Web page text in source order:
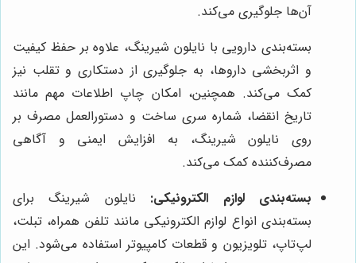
آن‌ها جلوگیری می‌کند.
بسته‌بندی دارویی با نایلون شیرینگ، علاوه بر حفظ کیفیت
و اثربخشی داروها، به جلوگیری از دستکاری و تقلب نیز
کمک می‌کند. همچنین، امکان چاپ اطلاعات مهم مانند
تاریخ انقضا، شماره سری ساخت و دستورالعمل مصرف بر
روی نایلون شیرینگ، به افزایش ایمنی و آگاهی
مصرف‌کننده کمک می‌کند.
بسته‌بندی لوازم الکترونیکی: نایلون شیرینگ برای
بسته‌بندی انواع لوازم الکترونیکی مانند تلفن همراه، تبلت،
لپ‌تاپ، تلویزیون و قطعات کامپیوتر استفاده می‌شود. این